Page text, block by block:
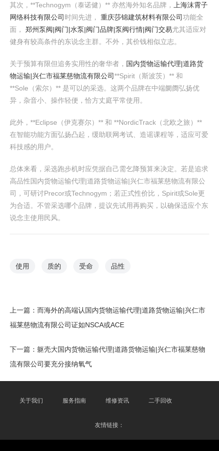
其次，**Technogym（泰诺健）** 亦然海外知名品牌，
上海沫霄子
网络科技有限公司 时间先进， 重庆莎锦建筑材料有限公司功能全
面， 郑州泵阀|阀门|水泵|阀门品牌|泵阀行情|阀门交易尤其适应对
健身有较高条件的东说念主群。不外，其价钱相似立志。
关于预算有限但追务实用性的奢华者， 国内货物运输代理|道路货
物运输|兴仁市福莱慈物流有限公司**Spirit（斯波茨）** 和
**Sole（索尔）** 是可以的采选。这两个品牌在中端阛阓弘扬优
异，杂音小、操作轻便，恰方丈庭平常使用。
此外，**Eclipse（伊克赛尔）** 和 **NordicTrack（北欧之旅）**
在智能功能方面弘扬凸起，缓助联网考试、造谣课程等，适应可爱
科技感的用户。
总体来看，采选跑步机时应凭据自己需乞降预算来决定。若是追求
高品性国内货物运输代理|道路货物运输|兴仁市福莱慈物流有限公
司，可研讨Precor或Technogym；若正式性价比，Spirit或Sole更
为合适。不管采选哪个品牌，提议先试用再购买，以确保适应个东
说念主使用民风。
使用 质的 受命 品性
上一篇： 而海外的高端认国内货物运输代理|道路货物运输|兴仁市
福莱慈物流有限公司证如NSCA或ACE
下一篇： 躯壳大国内货物运输代理|道路货物运输|兴仁市福莱慈物
流有限公司要充分接纳氧气
关于我们 服务指南 维修资讯 二手回收
友情链接：